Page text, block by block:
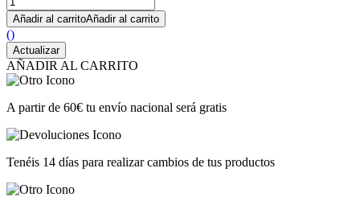
Añadir al carritoAñadir al carrito
()
AÑADIR AL CARRITO
A partir de 60€ tu envío nacional será gratis
Tenéis 14 días para realizar cambios de tus productos